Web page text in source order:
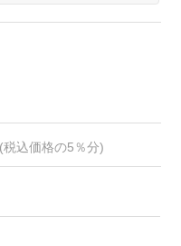
(税込価格の5％分)